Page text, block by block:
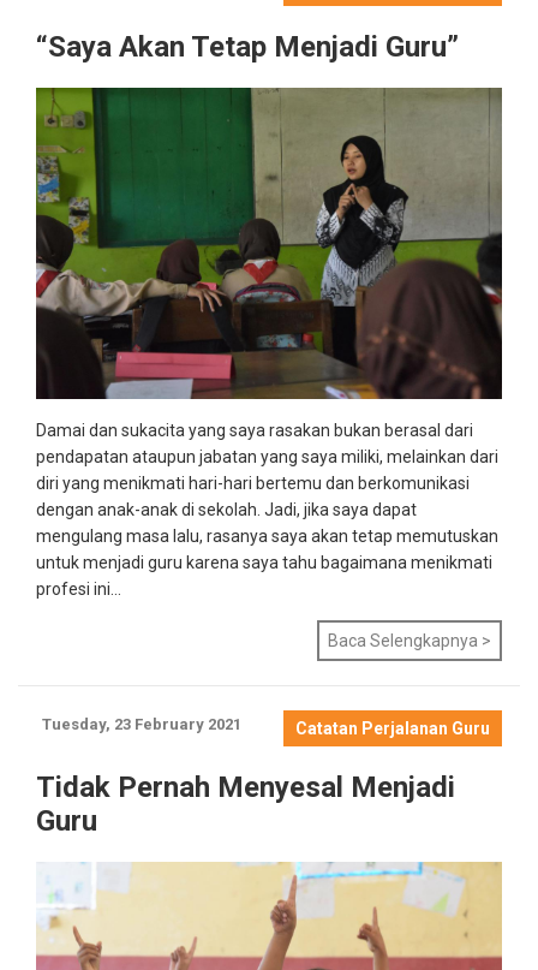
“Saya Akan Tetap Menjadi Guru”
Damai dan sukacita yang saya rasakan bukan berasal dari
pendapatan ataupun jabatan yang saya miliki, melainkan dari
diri yang menikmati hari-hari bertemu dan berkomunikasi
dengan anak-anak di sekolah. Jadi, jika saya dapat
mengulang masa lalu, rasanya saya akan tetap memutuskan
untuk menjadi guru karena saya tahu bagaimana menikmati
profesi ini...
Baca Selengkapnya >
Catatan Perjalanan Guru
Tuesday, 23 February 2021
Tidak Pernah Menyesal Menjadi
Guru